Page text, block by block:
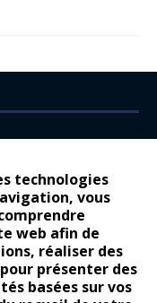
technologies
vous
web afin de
réaliser des
présenter des
basées sur vos